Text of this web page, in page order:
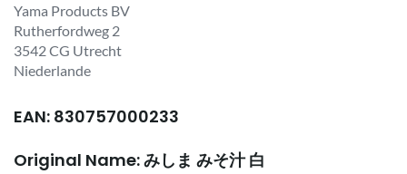
Yama Products BV
Rutherfordweg 2
3542 CG Utrecht
Niederlande
EAN: 830757000233
Original Name: みしま みそ汁 白